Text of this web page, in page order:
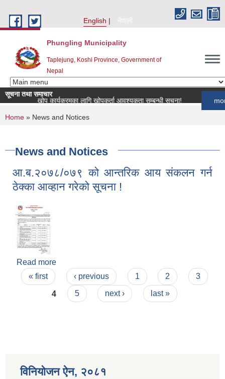
English
नेपाली
Phungling Municipality
Taplejung, Koshi Province, Government of
Nepal
सूचना तथा समाचार
खोप कार्यक्रमका लागि खोपकर्ता आवश्यकता सम्बन्धी सूचना!
You are here
Home » News and Notices
News and Notices
आ.ब.२०७८/०७९ को आन्तरिक आय संकलन गर्न
ठेक्का आव्हान गरेको सूचना !
Read more
ठेक्का आव्हान गरेको सूचना !
Pages
« first ‹ previous 1 2
3
4
5 next › last »
विनियोजन ऐन‚ २०८१